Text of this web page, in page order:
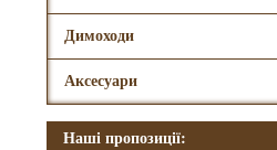
Димоходи
Аксесуари
Наші пропозиції: